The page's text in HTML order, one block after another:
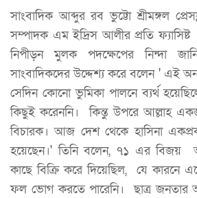
সাংবাদিক আব্দুর রব ভুট্টো শ্রীমঙ্গল
সম্পাদক এম ইদ্রিস আলীর প্রতি ফ্যাসিষ্ট
নিপীড়ন মুলক পদক্ষেপের নিন্দা
সাংবাদিকদের উদ্দেশ্য করে বলেন ' এই
সেদিন কোনো ভুমিকা পালনে ব্যর্থ
কিছুই করেননি। কিন্তু উপরে আল্লাহ
বিচারক। আজ দেশ থেকে হাসিনা
হয়েছেন।' তিনি বলেন, ৭১ এর বিজয়
কাছে বিক্রি করে দিয়েছিল, যে কারনে
ফল ভোগ করতে পারেনি। ছাত্র জনতার